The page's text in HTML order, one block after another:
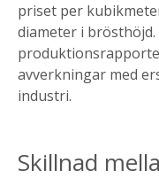
priset per
diameter i
avverkningar med
industri.
Skillnad